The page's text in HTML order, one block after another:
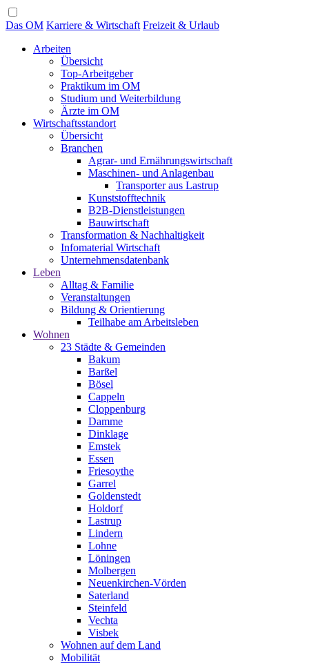
Das OM Karriere & Wirtschaft Freizeit & Urlaub
Arbeiten
Übersicht
Top-Arbeitgeber
Praktikum im OM
Studium und Weiterbildung
Ärzte im OM
Wirtschaftsstandort
Übersicht
Branchen
Agrar- und Ernährungswirtschaft
Maschinen- und Anlagenbau
Transporter aus Lastrup
Kunststofftechnik
B2B-Dienstleistungen
Bauwirtschaft
Transformation & Nachhaltigkeit
Infomaterial Wirtschaft
Unternehmensdatenbank
Leben
Alltag & Familie
Veranstaltungen
Bildung & Orientierung
Teilhabe am Arbeitsleben
Wohnen
23 Städte & Gemeinden
Bakum
Barßel
Bösel
Cappeln
Cloppenburg
Damme
Dinklage
Emstek
Essen
Friesoythe
Garrel
Goldenstedt
Holdorf
Lastrup
Lindern
Lohne
Löningen
Molbergen
Neuenkirchen-Vörden
Saterland
Steinfeld
Vechta
Visbek
Wohnen auf dem Land
Mobilität